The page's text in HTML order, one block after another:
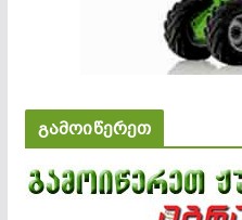
გამოიწერეთ